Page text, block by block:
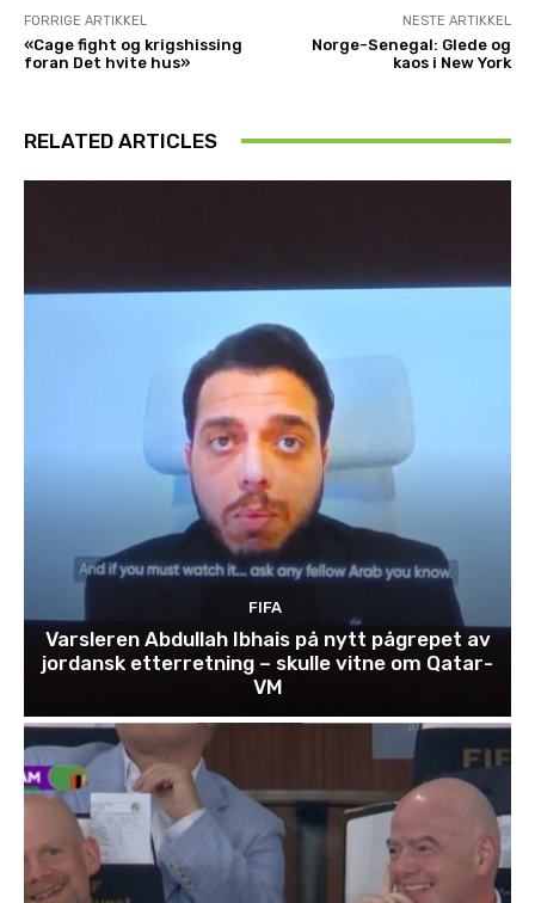
FORRIGE ARTIKKEL
«Cage fight og krigshissing
foran Det hvite hus»
NESTE ARTIKKEL
Norge-Senegal: Glede og
kaos i New York
RELATED ARTICLES
FIFA
Varsleren Abdullah Ibhais på nytt pågrepet av
jordansk etterretning – skulle vitne om Qatar-
VM